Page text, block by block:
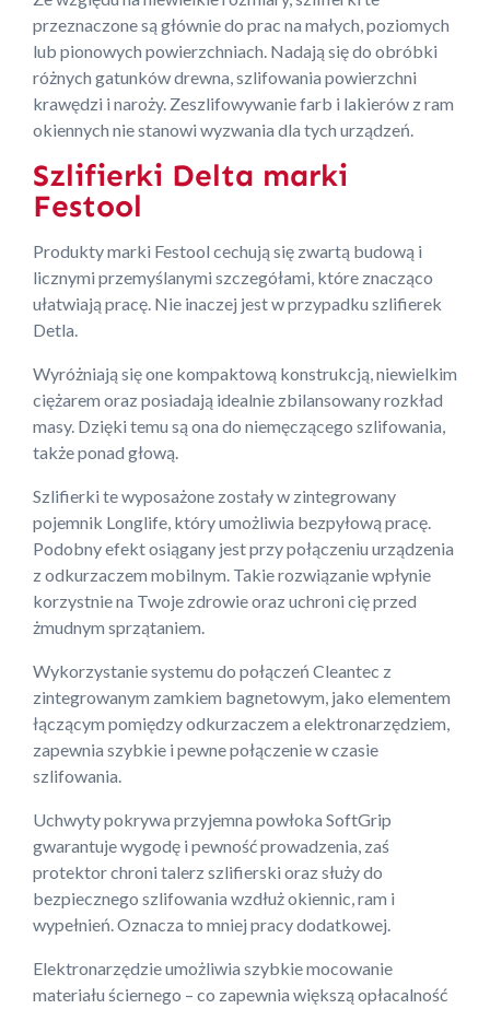
przeznaczone są głównie do prac na małych, poziomych
lub pionowych powierzchniach. Nadają się do obróbki
różnych gatunków drewna, szlifowania powierzchni
krawędzi i naroży. Zeszlifowywanie farb i lakierów z ram
okiennych nie stanowi wyzwania dla tych urządzeń.
Szlifierki Delta marki
Festool
Produkty marki Festool cechują się zwartą budową i
licznymi przemyślanymi szczegółami, które znacząco
ułatwiają pracę. Nie inaczej jest w przypadku szlifierek
Detla.
Wyróżniają się one kompaktową konstrukcją, niewielkim
ciężarem oraz posiadają idealnie zbilansowany rozkład
masy. Dzięki temu są ona do niemęczącego szlifowania,
także ponad głową.
Szlifierki te wyposażone zostały w zintegrowany
pojemnik Longlife, który umożliwia bezpyłową pracę.
Podobny efekt osiągany jest przy połączeniu urządzenia
z odkurzaczem mobilnym. Takie rozwiązanie wpłynie
korzystnie na Twoje zdrowie oraz uchroni cię przed
żmudnym sprzątaniem.
Wykorzystanie systemu do połączeń Cleantec z
zintegrowanym zamkiem bagnetowym, jako elementem
łączącym pomiędzy odkurzaczem a elektronarzędziem,
zapewnia szybkie i pewne połączenie w czasie
szlifowania.
Uchwyty pokrywa przyjemna powłoka SoftGrip
gwarantuje wygodę i pewność prowadzenia, zaś
protektor chroni talerz szlifierski oraz służy do
bezpiecznego szlifowania wzdłuż okiennic, ram i
wypełnień. Oznacza to mniej pracy dodatkowej.
Elektronarzędzie umożliwia szybkie mocowanie
materiału ściernego – co zapewnia większą opłacalność